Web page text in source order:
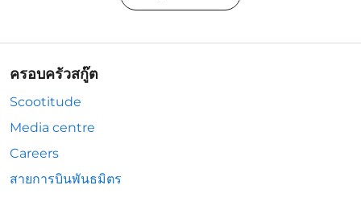
ครอบครัวสกู๊ต
Scootitude
Media centre
Careers
สายการบินพันธมิตร